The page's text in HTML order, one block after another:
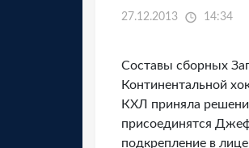
27.12.2013 14:34
Составы сборных
Континентальной
КХЛ приняла
присоединятся
подкрепление в